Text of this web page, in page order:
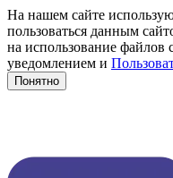
На нашем сайте
пользоваться данным
на использование файлов
уведомлением и
Понятно